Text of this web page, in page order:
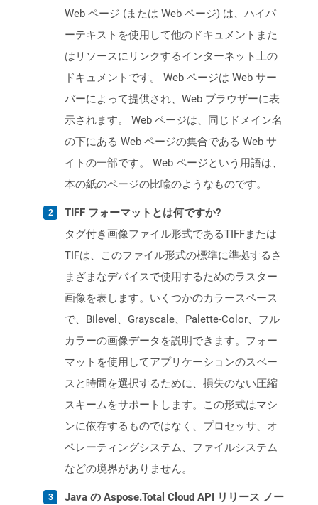
Web ページ (または Web ページ) は、ハイパ
ーテキストを使用して他のドキュメントまた
はリソースにリンクするインターネット上の
ドキュメントです。 Web ページは Web サー
バーによって提供され、Web ブラウザーに表
示されます。 Web ページは、同じドメイン名
の下にある Web ページの集合である Web サ
イトの一部です。 Web ページという用語は、
本の紙のページの比喩のようなものです。
TIFF フォーマットとは何ですか?
タグ付き画像ファイル形式であるTIFFまたは
TIFは、このファイル形式の標準に準拠するさ
まざまなデバイスで使用するためのラスター
画像を表します。いくつかのカラースペース
で、Bilevel、Grayscale、Palette-Color、フル
カラーの画像データを説明できます。フォー
マットを使用してアプリケーションのスペー
スと時間を選択するために、損失のない圧縮
スキームをサポートします。この形式はマシ
ンに依存するものではなく、プロセッサ、オ
ペレーティングシステム、ファイルシステム
などの境界がありません。
Java の Aspose.Total Cloud API リリース ノー